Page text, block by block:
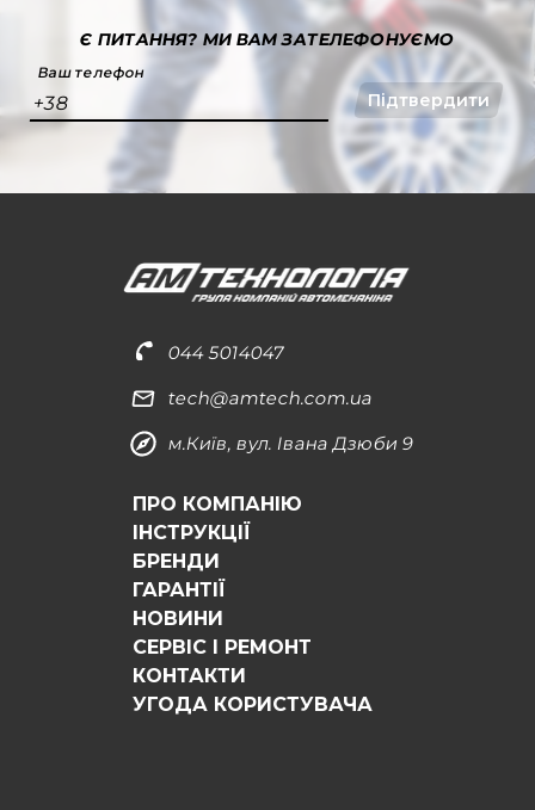
Є ПИТАННЯ?МИ ВАМ ЗАТЕЛЕФОНУЄМО
Ваш телефон
+38 Підтвердити
044 5014047
tech@amtech.com.ua
м.Київ, вул. Івана Дзюби 9
ПРО КОМПАНІЮ
ІНСТРУКЦІЇ
БРЕНДИ
ГАРАНТІЇ
НОВИНИ
СЕРВІС І РЕМОНТ
КОНТАКТИ
УГОДА КОРИСТУВАЧА